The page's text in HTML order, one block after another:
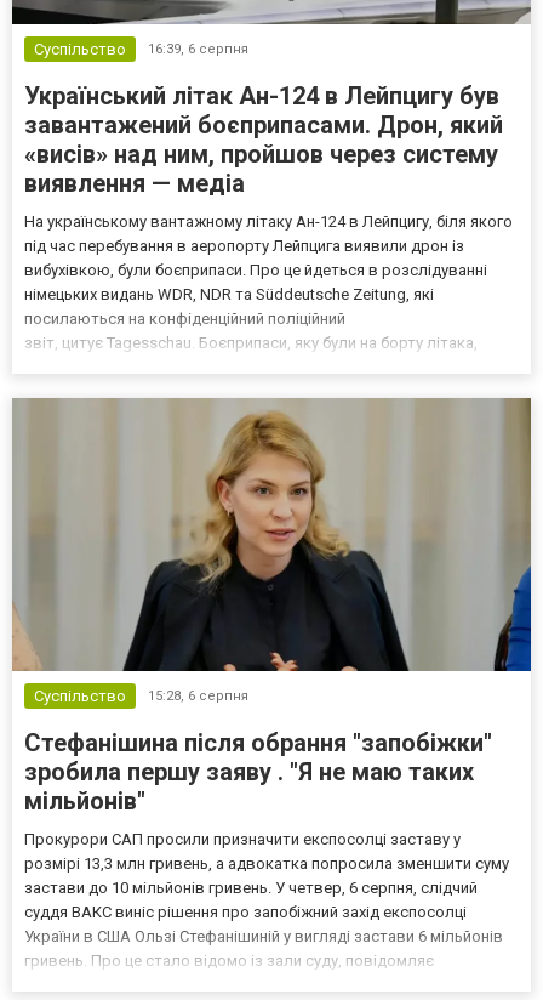
Суспільство 16:39, 6 серпня
Український літак Ан-124 в Лейпцигу був
завантажений боєприпасами. Дрон, який
«висів» над ним, пройшов через систему
виявлення — медіа
На українському вантажному літаку Ан-124 в Лейпцигу, біля якого
під час перебування в аеропорту Лейпцига виявили дрон із
вибухівкою, були боєприпаси. Про це йдеться в розслідуванні
німецьких видань WDR, NDR та Süddeutsche Zeitung, які
посилаються на конфіденційний поліційний
звіт, цитує Tagesschau. Боєприпаси, яку були на борту літака,
Суспільство 15:28, 6 серпня
Стефанішина після обрання "запобіжки"
зробила першу заяву . "Я не маю таких
мільйонів"
Прокурори САП просили призначити експосолці заставу у
розмірі 13,3 млн гривень, а адвокатка попросила зменшити суму
застави до 10 мільйонів гривень. У четвер, 6 серпня, слідчий
суддя ВАКС виніс рішення про запобіжний захід експосолці
України в США Ользі Стефанішиній у вигляді застави 6 мільйонів
гривень. Про це стало відомо із зали суду, повідомляє